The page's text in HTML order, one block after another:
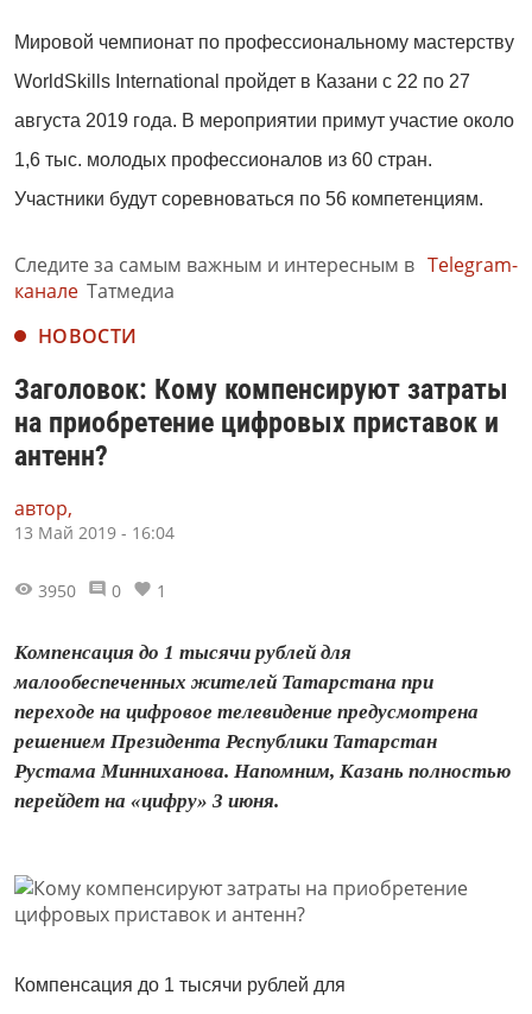
Мировой чемпионат по профессиональному мастерству
WorldSkills International пройдет в Казани с 22 по 27
августа 2019 года. В мероприятии примут участие около
1,6 тыс. молодых профессионалов из 60 стран.
Участники будут соревноваться по 56 компетенциям.
Следите за самым важным и интересным в Telegram-
канале Татмедиа
НОВОСТИ
Заголовок: Кому компенсируют затраты
на приобретение цифровых приставок и
антенн?
автор,
13 Май 2019 - 16:04
3950 0 1
Компенсация до 1 тысячи рублей для
малообеспеченных жителей Татарстана при
переходе на цифровое телевидение предусмотрена
решением Президента Республики Татарстан
Рустама Минниханова. Напомним, Казань полностью
перейдет на «цифру» 3 июня.
Компенсация до 1 тысячи рублей для